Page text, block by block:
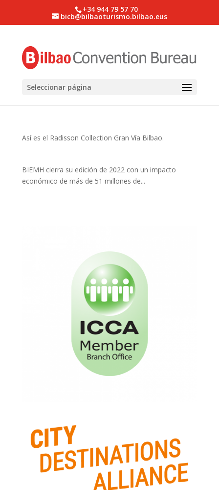
+34 944 79 57 70
bicb@bilbaoturismo.bilbao.eus
Seleccionar página
Así es el Radisson Collection Gran Vía Bilbao.
BIEMH cierra su edición de 2022 con un impacto
económico de más de 51 millones de...